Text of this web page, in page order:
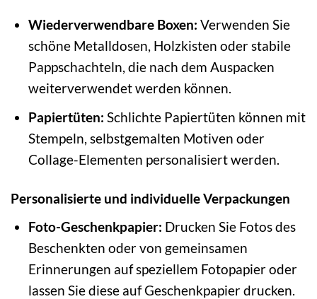
Wiederverwendbare Boxen: Verwenden Sie
schöne Metalldosen, Holzkisten oder stabile
Pappschachteln, die nach dem Auspacken
weiterverwendet werden können.
Papiertüten: Schlichte Papiertüten können mit
Stempeln, selbstgemalten Motiven oder
Collage-Elementen personalisiert werden.
Personalisierte und individuelle Verpackungen
Foto-Geschenkpapier: Drucken Sie Fotos des
Beschenkten oder von gemeinsamen
Erinnerungen auf speziellem Fotopapier oder
lassen Sie diese auf Geschenkpapier drucken.